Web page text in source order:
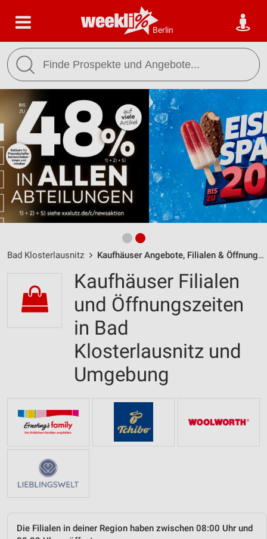
Berlin
Bad Klosterlausnitz Kaufhäuser Angebote, Filialen & Öffnungszeiten
Kaufhäuser Filialen
und Öffnungszeiten
in Bad
Klosterlausnitz und
Umgebung
Die Filialen in deiner Region haben zwischen 08:00 Uhr und